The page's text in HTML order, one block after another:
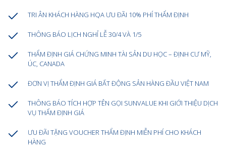
TRI ÂN KHÁCH HÀNG HQA ƯU ĐÃI 10% PHÍ THẨM ĐỊNH
THÔNG BÁO LỊCH NGHỈ LỄ 30/4 VÀ 1/5
THẨM ĐỊNH GIÁ CHỨNG MINH TÀI SẢN DU HỌC – ĐỊNH CƯ MỸ,
ÚC, CANADA
ĐƠN VỊ THẨM ĐỊNH GIÁ BẤT ĐỘNG SẢN HÀNG ĐẦU VIỆT NAM
THÔNG BÁO TÍCH HỢP TÊN GỌI SUNVALUE KHI GIỚI THIỆU DỊCH
VỤ THẨM ĐỊNH GIÁ
ƯU ĐÃI TẶNG VOUCHER THẨM ĐỊNH MIỄN PHÍ CHO KHÁCH
HÀNG